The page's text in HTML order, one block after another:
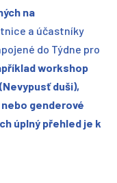
na
a účastníky
do Týdne pro
workshop
duši),
genderové
úplný přehled je k